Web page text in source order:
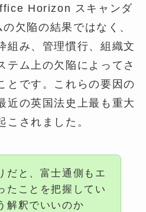
Horizo​​n スキャンダ
欠陥の結果ではなく、
組み、管理慣行、組織文
テム上の欠陥によってさ
とです。これらの要因の
近の英国法史上最も重大
こされました。
だと、富士通側もエ
たことを把握してい
解釈でいいのか